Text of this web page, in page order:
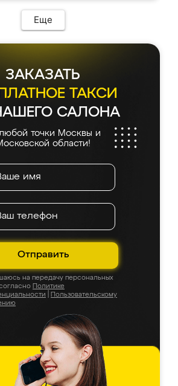
Еще
ЗАКАЗАТЬ
ТАКСИ
САЛОНА
точки Москвы и
области!
Отправить
на передачу персональных
Политике
Пользовательскому